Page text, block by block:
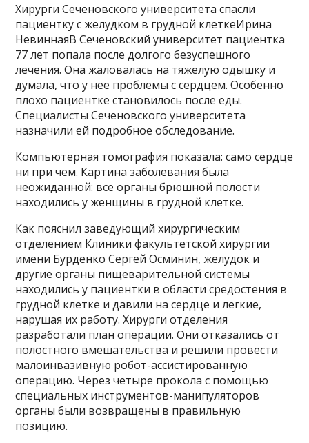
Хирурги Сеченовского университета спасли
пациентку с желудком в грудной клеткеИрина
НевиннаяВ Сеченовский университет пациентка
77 лет попала после долгого безуспешного
лечения. Она жаловалась на тяжелую одышку и
думала, что у нее проблемы с сердцем. Особенно
плохо пациентке становилось после еды.
Специалисты Сеченовского университета
назначили ей подробное обследование.
Компьютерная томография показала: само сердце
ни при чем. Картина заболевания была
неожиданной: все органы брюшной полости
находились у женщины в грудной клетке.
Как пояснил заведующий хирургическим
отделением Клиники факультетской хирургии
имени Бурденко Сергей Осминин, желудок и
другие органы пищеварительной системы
находились у пациентки в области средостения в
грудной клетке и давили на сердце и легкие,
нарушая их работу. Хирурги отделения
разработали план операции. Они отказались от
полостного вмешательства и решили провести
малоинвазивную робот-ассистированную
операцию. Через четыре прокола с помощью
специальных инструментов-манипуляторов
органы были возвращены в правильную
позицию.